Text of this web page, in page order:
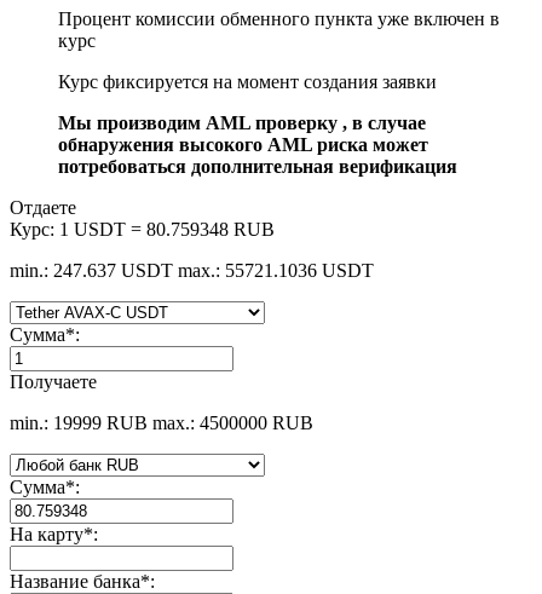
Процент комиссии обменного пункта уже включен в
курс
Курс фиксируется на момент создания заявки
Мы производим AML проверку , в случае
обнаружения высокого AML риска может
потребоваться дополнительная верификация
Отдаете
Курс: 1 USDT = 80.759348 RUB
min.: 247.637 USDT max.: 55721.1036 USDT
Сумма*:
Получаете
min.: 19999 RUB max.: 4500000 RUB
Сумма*:
На карту*:
Название банка*: